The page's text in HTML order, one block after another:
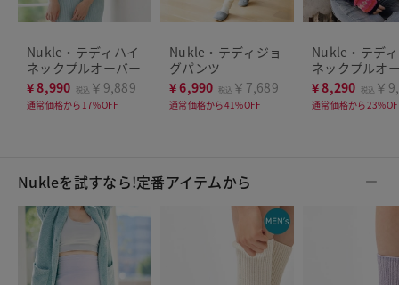
Nukle・テディハイ
ネックプルオーバー
¥8,990 税込 ￥9,889
通常価格から17%OFF
Nukle・テディジョ
グパンツ
¥6,990 税込 ￥7,689
通常価格から41%OFF
Nukle・テデ
ネックプルオ
¥8,290 税込 ￥
通常価格から
Nukleを試すなら!定番アイテムから